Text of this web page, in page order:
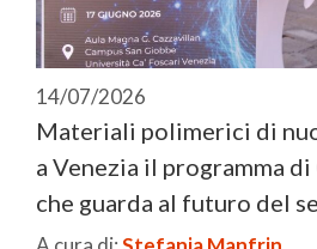
14/07/2026
Materiali polimerici di
a Venezia il programma
che guarda al futuro del